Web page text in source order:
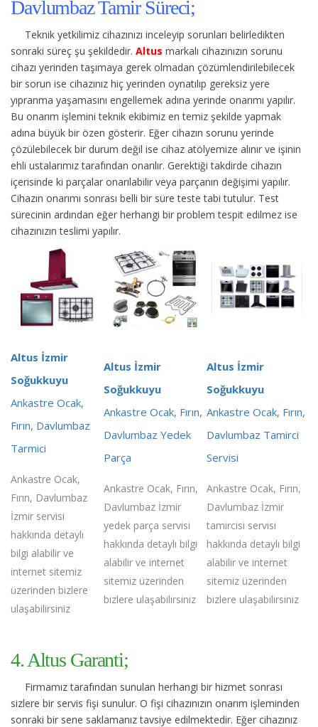
Davlumbaz Tamir Süreci;
Teknik yetkilimiz cihazınızı inceleyip sorunları belirledikten
sonraki süreç şu şekildedir. Altus markalı cihazınızın sorunu
cihazı yerinden taşımaya gerek olmadan çözümlendirilebilecek
bir sorun ise cihazınız hiç yerinden oynatılıp gereksiz yere
yıpranma yaşamasını engellemek adına yerinde onarımı yapılır.
Bu onarım işlemini teknik ekibimiz en temiz şekilde yapmak
adına büyük bir özen gösterir. Eğer cihazın sorunu yerinde
çözülebilecek bir durum değil ise cihaz atölyemize alınır ve işinin
ehli ustalarımız tarafından onarılır. Gerektiği takdirde cihazın
içerisinde ki parçalar onarılabilir veya parçanın değişimi yapılır.
Cihazın onarımı sonrası belli bir süre teste tabi tutulur. Test
sürecinin ardından eğer herhangi bir problem tespit edilmez ise
cihazınızın teslimi yapılır.
Altus İzmir
Soğukkuyu
Ankastre Ocak,
Fırın, Davlumbaz
Tarmici
Ankastre Ocak,
Fırın, Davlumbaz
İzmir servisi
hakkında detaylı
bilgi alabilir ve
internet sitemiz
üzerinden bizlere
ulaşabilirsiniz
Altus İzmir
Soğukkuyu
Ankastre Ocak, Fırın,
Davlumbaz Yedek
Parça
Ankastre Ocak, Fırın,
Davlumbaz İzmir
yedek parça servisi
hakkında detaylı bilgi
alabilir ve internet
sitemiz üzerinden
bizlere ulaşabilirsiniz
Altus İzmir
Soğukkuyu
Ankastre Ocak, Fırın,
Davlumbaz Tamirci
Servisi
Ankastre Ocak, Fırın,
Davlumbaz İzmir
tamircisi servisi
hakkında detaylı bilgi
alabilir ve internet
sitemiz üzerinden
bizlere ulaşabilirsiniz
4. Altus Garanti;
Firmamız tarafından sunulan herhangi bir hizmet sonrası
sizlere bir servis fişi sunulur. O fişi cihazınızın onarım işleminden
sonraki bir sene saklamanız tavsiye edilmektedir. Eğer cihazınız